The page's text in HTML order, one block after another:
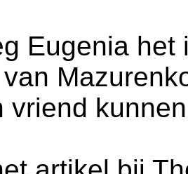
Eugenia
vriend